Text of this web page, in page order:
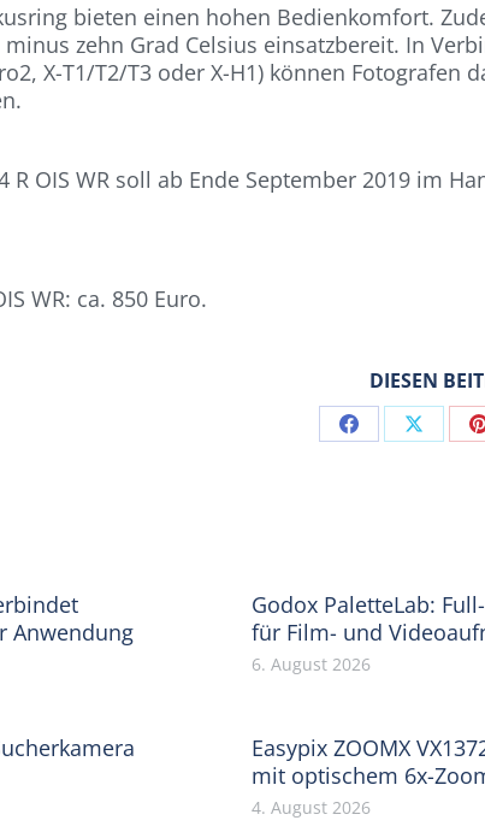
bieten einen hohen Bedienkomfort.
zehn Grad Celsius einsatzbereit. In
X-T1/T2/T3 oder X-H1) können
R OIS WR soll ab Ende September 2019 im
WR: ca. 850 Euro.
DIESEN
Share Share
Anwendung
Godox PaletteLab:
für Film- und
6. August 2026
Easypix ZOOMX
mit optischem 6x-
4. August 2026